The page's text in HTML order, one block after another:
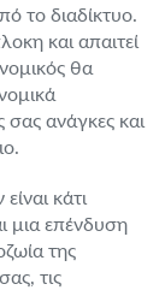
το διαδίκτυο.
και απαιτεί
θα
ανάγκες και
κάτι
μια επένδυση
της
τις